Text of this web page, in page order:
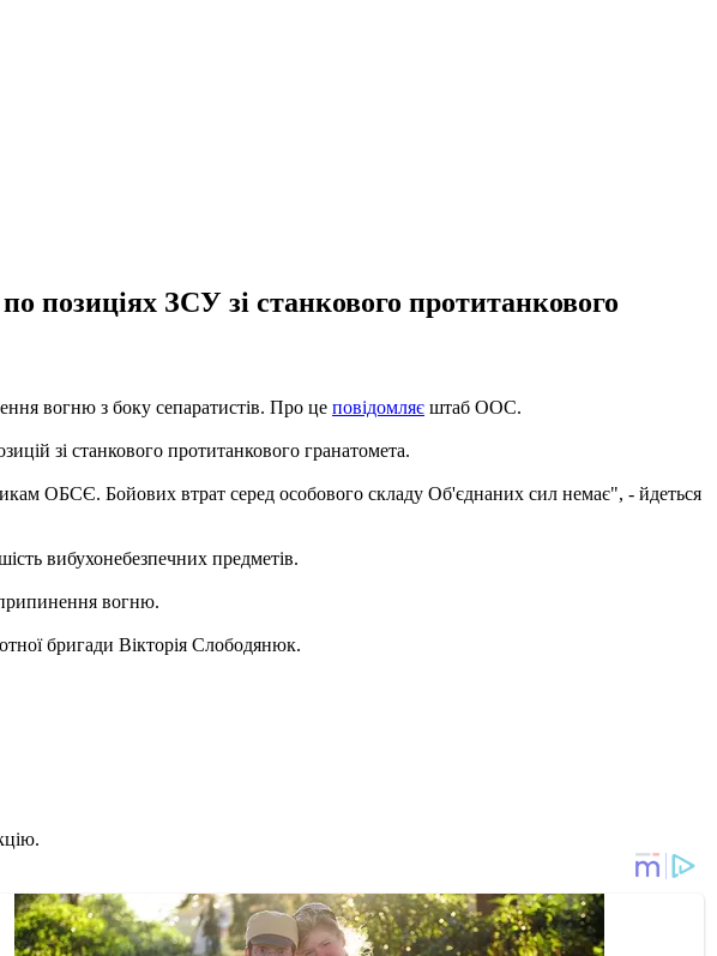
позиціях ЗСУ зі станкового протитанкового
вогню з боку сепаратистів. Про це повідомляє штаб ООС.
зі станкового протитанкового гранатомета.
ОБСЄ. Бойових втрат серед особового складу Об'єднаних сил немає", - йдеться
вибухонебезпечних предметів.
вогню.
бригади Вікторія Слободянюк.